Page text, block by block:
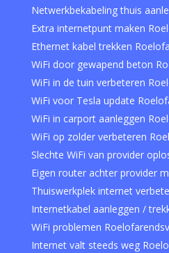
Netwerkbekabeling thuis
Extra internetpunt maken
Ethernet kabel trekken
WiFi door gewapend beton
WiFi in de tuin verbeteren
WiFi voor Tesla update
WiFi in carport aanleggen
WiFi op zolder verbeteren
Slechte WiFi van provider
Eigen router achter provider
Thuiswerkplek internet
Internetkabel aanleggen /
WiFi problemen
Internet valt steeds weg